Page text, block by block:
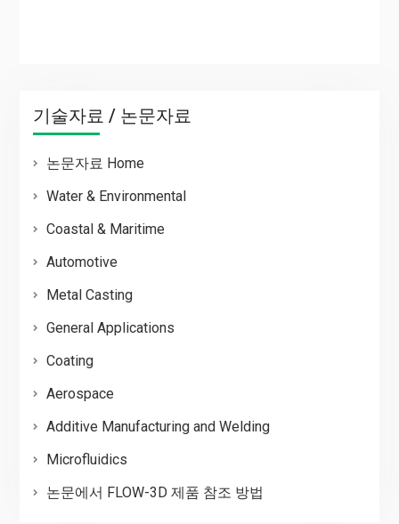
기술자료 / 논문자료
논문자료 Home
Water & Environmental
Coastal & Maritime
Automotive
Metal Casting
General Applications
Coating
Aerospace
Additive Manufacturing and Welding
Microfluidics
논문에서 FLOW-3D 제품 참조 방법